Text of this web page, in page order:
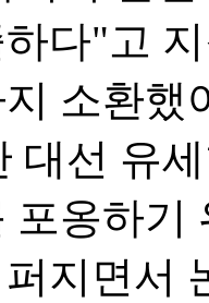
다"고
소환했
대선 유
포옹하기
지면서